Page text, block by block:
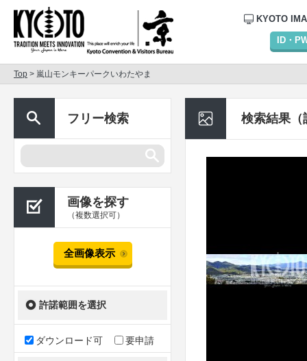
KYOTO
ID・
Top > 嵐山モンキーパークいわたやま
フリー検索
画像を探す
（複数選択可）
全画像表示
許諾範囲を選択
ダウンロード可 要申請
検索結果（